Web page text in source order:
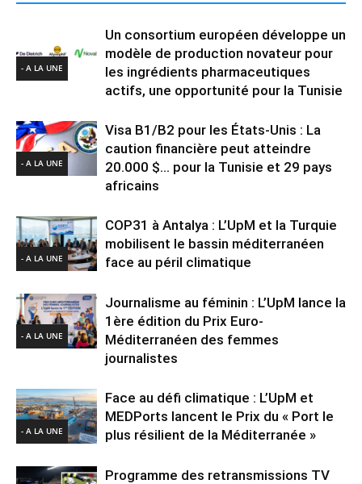
- A LA UNE
Un consortium européen développe un
modèle de production novateur pour
les ingrédients pharmaceutiques
actifs, une opportunité pour la Tunisie
- A LA UNE
Visa B1/B2 pour les États-Unis : La
caution financière peut atteindre
20.000 $… pour la Tunisie et 29 pays
africains
- A LA UNE
COP31 à Antalya : L’UpM et la Turquie
mobilisent le bassin méditerranéen
face au péril climatique
- A LA UNE
Journalisme au féminin : L’UpM lance la
1ère édition du Prix Euro-
Méditerranéen des femmes
journalistes
- A LA UNE
Face au défi climatique : L’UpM et
MEDPorts lancent le Prix du « Port le
plus résilient de la Méditerranée »
Programme des retransmissions TV